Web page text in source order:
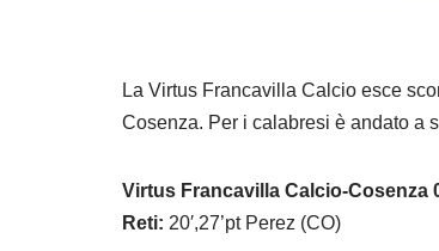
La Virtus Francavilla Calcio esce
Cosenza. Per i calabresi è andato a
Virtus Francavilla Calcio-Cosenza
Reti: 20′,27’pt Perez (CO)